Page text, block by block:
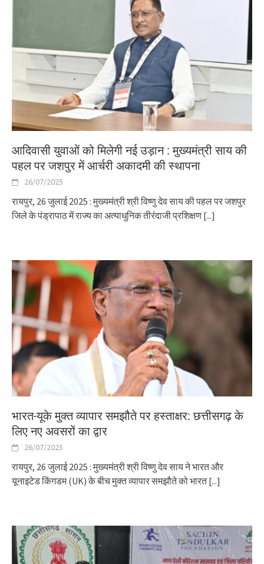
आदिवासी युवाओं को मिलेगी नई उड़ान : मुख्यमंत्री साय की
पहल पर जशपुर में आर्चरी अकादमी की स्थापना
26/07/2025
रायपुर, 26 जुलाई 2025 : मुख्यमंत्री श्री विष्णु देव साय की पहल पर जशपुर
जिले के पंड्रापाठ में राज्य का अत्याधुनिक तीरंदाजी प्रशिक्षण [...]
भारत-यूके मुक्त व्यापार समझौते पर हस्ताक्षर: छत्तीसगढ़ के
लिए नए अवसरों का द्वार
26/07/2025
रायपुर, 26 जुलाई 2025 : मुख्यमंत्री श्री विष्णु देव साय ने भारत और
यूनाइटेड किंगडम (UK) के बीच मुक्त व्यापार समझौते को भारत[...]